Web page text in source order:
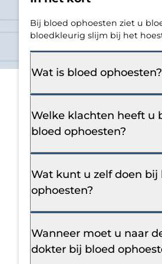
Bij bloed ophoesten ziet u
bloedkleurig slijm bij het
Wat is bloed ophoesten?
Welke klachten heeft u
bloed ophoesten?
Wat kunt u zelf doen bij
ophoesten?
Wanneer moet u naar
dokter bij bloed